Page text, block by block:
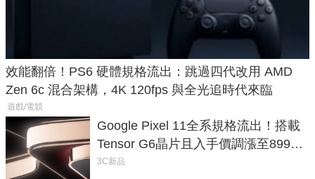
效能翻倍！PS6 硬體規格流出：跳過四代改用 AMD
Zen 6c 混合架構，4K 120fps 與全光追時代來臨
遊戲/電競
Google Pixel 11全系規格流出！搭載
Tensor G6晶片且入手價調漲至899美
元
3C新品